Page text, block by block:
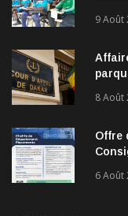
9 Août
8 Août
Offre
6 Août